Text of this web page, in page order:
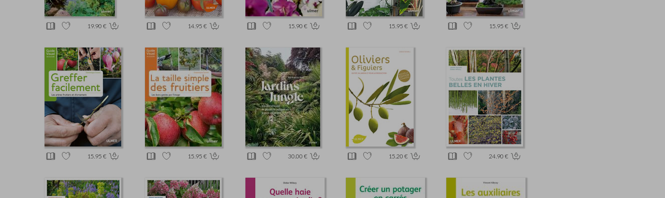
19.90 € 14.95 € 15.90 € 15.95 € 15.95 €
15.95 € 15.95 € 30.00 € 15.20 € 24.90 €